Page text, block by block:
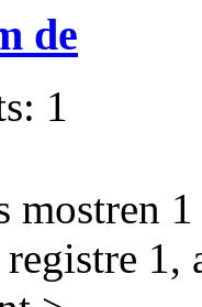
de
1
mostren
1,